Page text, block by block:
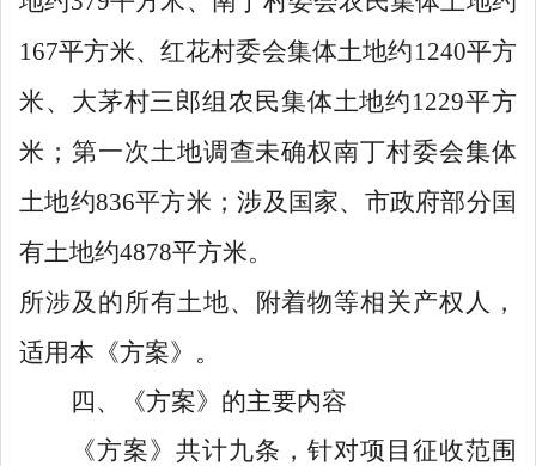
167平方米、红花村委会集体土地约1240平方
米、大茅村三郎组农民集体土地约1229平方
米；第一次土地调查未确权南丁村委会集体
土地约836平方米；涉及国家、市政府部分国
有土地约4878平方米。
所涉及的所有土地、附着物等相关产权人 ，
适用本《方案》。
四、《方案》的主要内容
《方案》共计九条，针对项目 征收范围